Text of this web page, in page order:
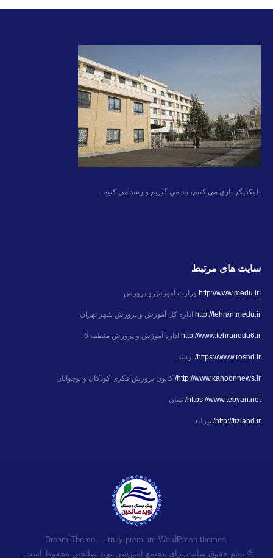
با یکدیگر بازی می کنیم، یاد می گیریم و رشد می کنیم.
سایت های مرتبط
http://www.medu.ir وزارت آموزش و پرورش
http://tehran.medu.ir اداره کل آموزش و پرورش شهر تهران
http://www.tehranedu6.ir اداره آموزش و پرورش منطقه 6
https://www.roshd.ir/ رشد
http://www.kanoonnews.ir/ کانون پرورش فکری کودکان و نوجوانان
https://www.tebyan.net/ تبیان
http://tizland.ir/ تیزلند
premium WordPress themes
© تمام حقوق سایت برای مجتمع آموزشی نوید صالحین محفوظ است -